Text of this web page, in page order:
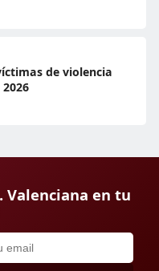
de violencia
Valenciana en tu